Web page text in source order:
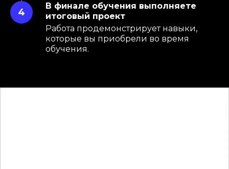
В финале обучения выполняете
итоговый проект
Работа продемонстрирует навыки,
которые вы приобрели во время
обучения.